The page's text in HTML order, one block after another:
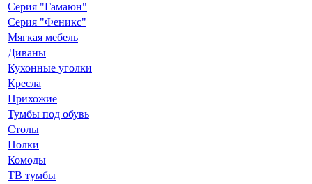
Серия "Гамаюн"
Серия "Феникс"
Мягкая мебель
Диваны
Кухонные уголки
Кресла
Прихожие
Тумбы под обувь
Столы
Полки
Комоды
ТВ тумбы